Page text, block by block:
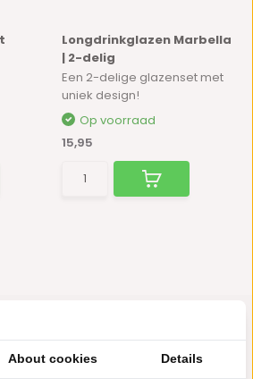
Longdrinkglazen Marbella
| 2-delig
Een 2-delige glazenset met
uniek design!
Op voorraad
15,95
About cookies Details